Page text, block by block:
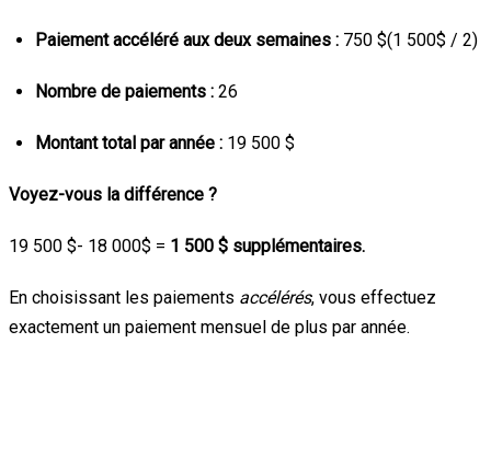
Paiement accéléré aux deux semaines : 750 $(1 500$ / 2)
Nombre de paiements : 26
Montant total par année : 19 500 $
Voyez-vous la différence ?
19 500 $- 18 000$ = 1 500 $ supplémentaires.
En choisissant les paiements accélérés, vous effectuez
exactement un paiement mensuel de plus par année.